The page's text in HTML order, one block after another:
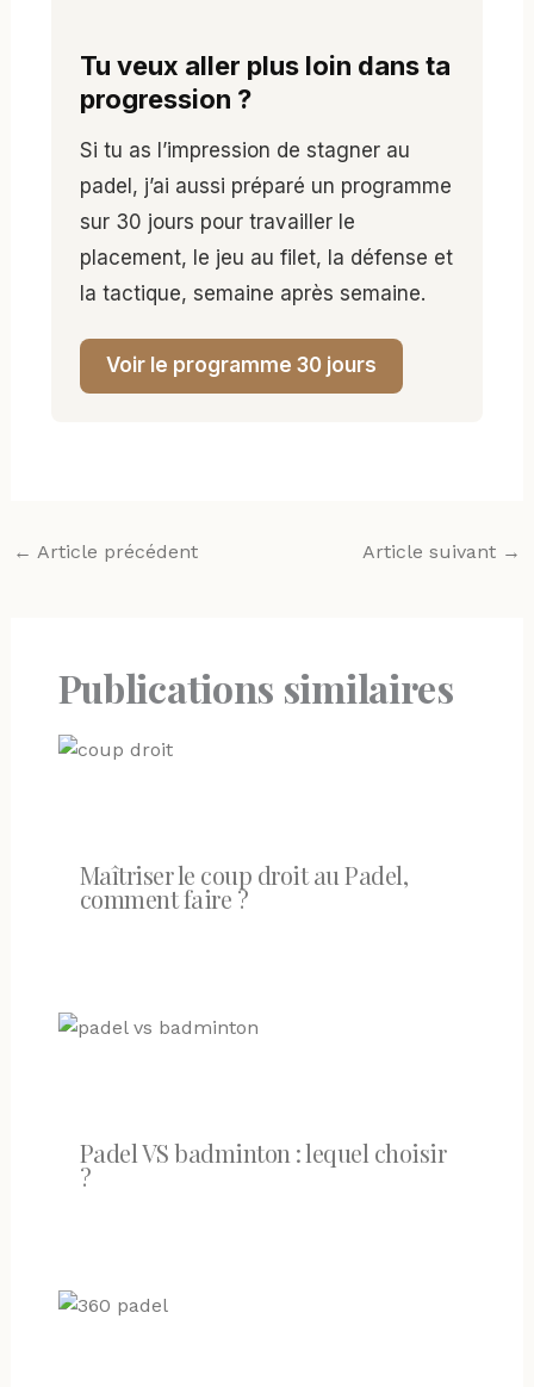
Tu veux aller plus loin dans ta
progression ?
Si tu as l’impression de stagner au
padel, j’ai aussi préparé un programme
sur 30 jours pour travailler le
placement, le jeu au filet, la défense et
la tactique, semaine après semaine.
Voir le programme 30 jours
← Article précédent Article suivant →
Publications similaires
Maîtriser le coup droit au Padel,
comment faire ?
Padel VS badminton : lequel choisir
?